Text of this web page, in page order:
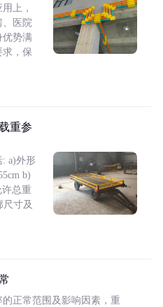
上，
、医院
优势满
求，保
重参
: a)外形
b)
许总重
寸及
正常范围及影响因素，重